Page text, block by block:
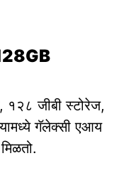
१२८ जीबी स्टोरेज,
गॅलेक्सी एआय